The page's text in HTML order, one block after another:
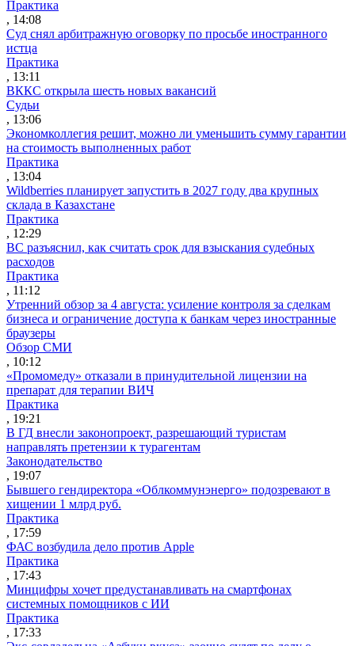
Практика
, 14:08
Суд снял арбитражную оговорку по просьбе иностранного
истца
Практика
, 13:11
ВККС открыла шесть новых вакансий
Судьи
, 13:06
Экономколлегия решит, можно ли уменьшить сумму гарантии
на стоимость выполненных работ
Практика
, 13:04
Wildberries планирует запустить в 2027 году два крупных
склада в Казахстане
Практика
, 12:29
ВС разъяснил, как считать срок для взыскания судебных
расходов
Практика
, 11:12
Утренний обзор за 4 августа: усиление контроля за сделкам
бизнеса и ограничение доступа к банкам через иностранные
браузеры
Обзор СМИ
, 10:12
«Промомеду» отказали в принудительной лицензии на
препарат для терапии ВИЧ
Практика
, 19:21
В ГД внесли законопроект, разрешающий туристам
направлять претензии к турагентам
Законодательство
, 19:07
Бывшего гендиректора «Облкоммунэнерго» подозревают в
хищении 1 млрд руб.
Практика
, 17:59
ФАС возбудила дело против Apple
Практика
, 17:43
Минцифры хочет предустанавливать на смартфонах
системных помощников с ИИ
Практика
, 17:33